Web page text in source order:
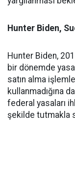
Hunter Biden,
Hunter Biden,
bir dönemde
satın alma
kullanmadığına
federal yasaları
şekilde tutmakla